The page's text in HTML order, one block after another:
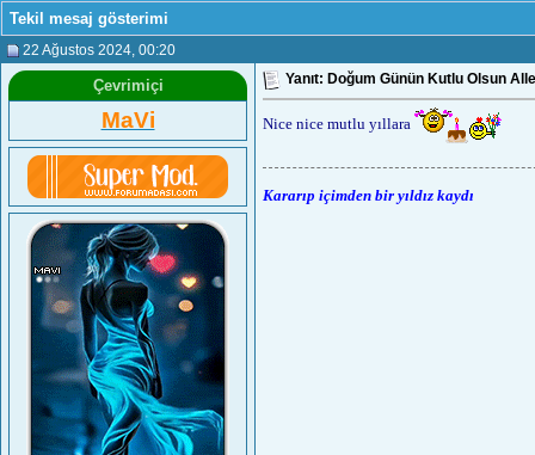
Tekil mesaj gösterimi
22 Ağustos 2024 , 00:20
Çevrimiçi
MaVi
Yanıt: Doğum Günün Kutlu Olsun
Nice nice mutlu yıllara
Kararıp içimden bir yıldız kaydı